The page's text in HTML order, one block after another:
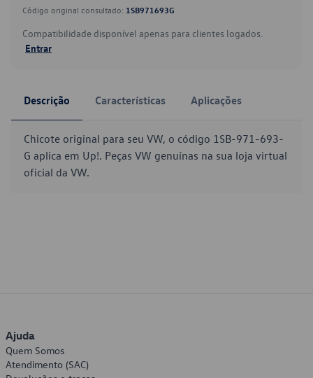
Código original consultado: 1SB971693G
Compatibilidade disponível apenas para clientes logados.
Entrar
Descrição Características Aplicações
Chicote original para seu VW, o código 1SB-971-693-
G aplica em Up!. Peças VW genuínas na sua loja virtual
oficial da VW.
Ajuda
Quem Somos
Atendimento (SAC)